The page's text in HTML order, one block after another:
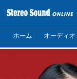
ホーム オーディオ